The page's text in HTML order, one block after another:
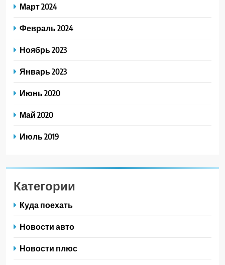
Март 2024
Февраль 2024
Ноябрь 2023
Январь 2023
Июнь 2020
Май 2020
Июль 2019
Категории
Куда поехать
Новости авто
Новости плюс